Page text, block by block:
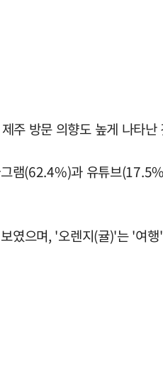
주 방문 의향도 높게 나타난
(62.4%)과 유튜브
으며, '오렌지(귤)'는 '여